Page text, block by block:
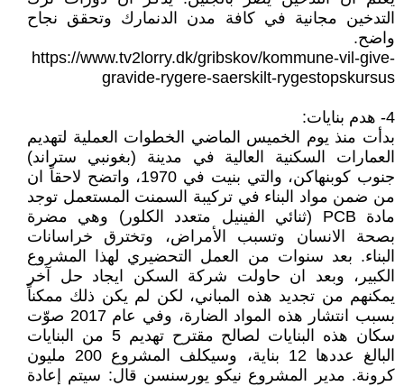
التدخين مجانية في كافة مدن الدنمارك وتحقق نجاح
واضح.
https://www.tv2lorry.dk/gribskov/kommune-vil-give-
gravide-rygere-saerskilt-rygestopskursus
4- هدم بنايات:
بدأت منذ يوم الخميس الماضي الخطوات العملية لتهديم
العمارات السكنية العالية في مدينة (بغونبي ستراند)
جنوب كوبنهاكن، والتي بنيت في 1970، واتضح لاحقاً ان
من ضمن مواد البناء في تركيبة السمنت المستعمل توجد
مادة PCB (ثنائي الفينيل متعدد الكلور) وهي مضرة
بصحة الانسان وتسبب الأمراض، وتخترق خراسانات
البناء. بعد سنوات من العمل التحضيري لهذا المشروع
الكبير، وبعد ان حاولت شركة السكن ايجاد حل آخر
يمكنهم من تجديد هذه المباني، لكن لم يكن ذلك ممكناً
بسبب انتشار هذه المواد الضارة، وفي عام 2017 صوّت
سكان هذه البنايات لصالح مقترح تهديم 5 من البنايات
البالغ عددها 12 بناية، وسيكلف المشروع 200 مليون
كرونة. مدير المشروع نيكو يورسنسن قال: سيتم إعادة